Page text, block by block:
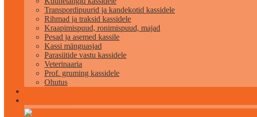
Transpordipuurid ja kandekotid kassidele
Rihmad ja traksid kassidele
Kraapimispuud, ronimispuud, majad
Pesad ja asemed kassile
Kassi mänguasjad
Parasiitide vastu kassidele
Veterinaaria
Prof. gruming kassidele
Ohutus